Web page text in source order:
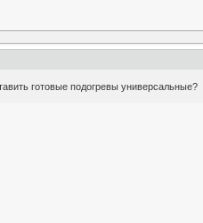
готовые подогревы универсальные?